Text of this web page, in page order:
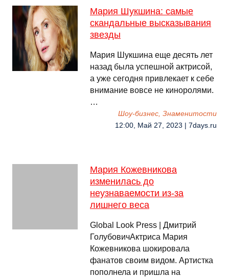
Мария Шукшина: самые
скандальные высказывания
звезды
Мария Шукшина еще десять лет
назад была успешной актрисой,
а уже сегодня привлекает к себе
внимание вовсе не киноролями.
…
Шоу-бизнес, Знаменитости
12:00, Май 27, 2023 | 7days.ru
Мария Кожевникова
изменилась до
неузнаваемости из-за
лишнего веса
Global Look Press | Дмитрий
ГолубовичАктриса Мария
Кожевникова шокировала
фанатов своим видом. Артистка
пополнела и пришла на